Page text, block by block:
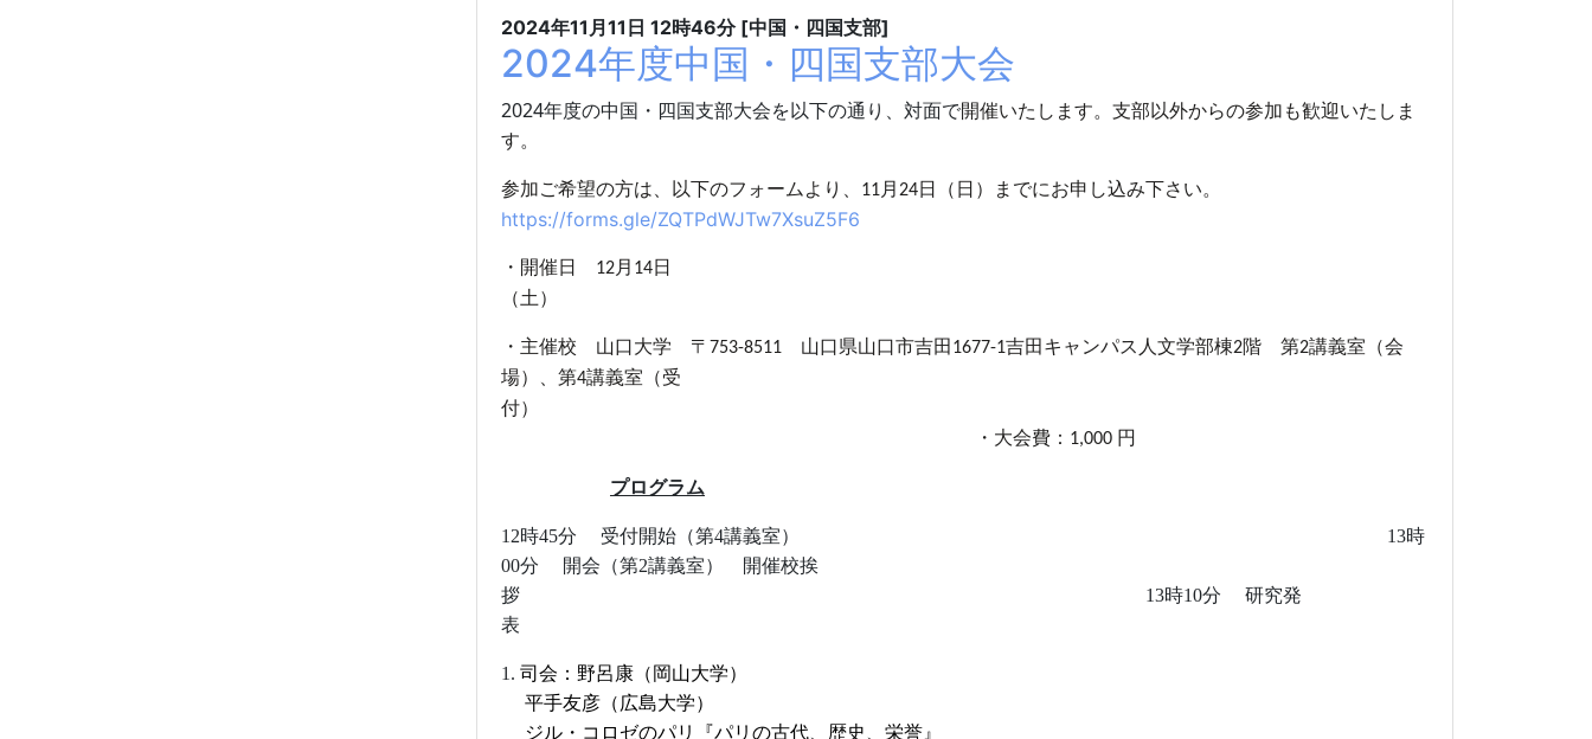
2024年11月11日 12時46分 [中国・四国支部]
2024年度中国・四国支部大会
2024年度の中国・四国支部大会を以下の通り、対面で開催いたします。支部以外からの参加も歓迎いたしま
す。
参加ご希望の方は、以下のフォームより、 11月 24日（日）までにお申し込み下さい。
https://forms.gle/ZQTPdWJTw7XsuZ5F6
・開催日 12月 14日
（土）
・主催校 山口大学 〒 753-8511 山口県山口市吉田 1677-1吉田キャンパス人文学部棟2階 第2講義室（会
場）、第4講義室（受
付）
・大会費： 1,000 円
プログラム
12時45分 受付開始（第4講義室） 13時
00分 開会（第2講義室） 開催校挨
拶 13時10分
研究発
表
1. 司会：野呂康（岡山大学）
平手友彦（広島大学）
ジル・コロゼのパリ『パリの古代、歴史、栄誉』